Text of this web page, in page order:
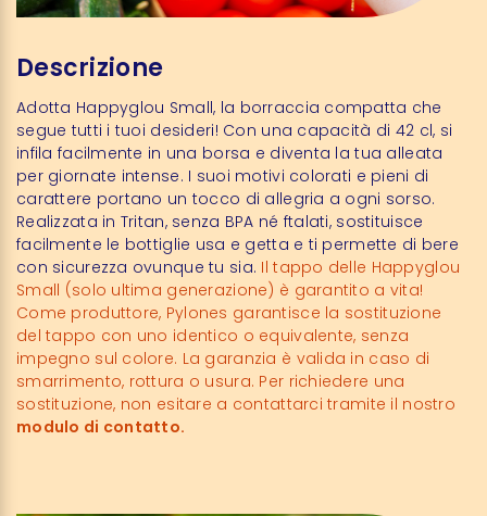
Descrizione
Adotta Happyglou Small, la borraccia compatta che
segue tutti i tuoi desideri! Con una capacità di 42 cl, si
infila facilmente in una borsa e diventa la tua alleata
per giornate intense. I suoi motivi colorati e pieni di
carattere portano un tocco di allegria a ogni sorso.
Realizzata in Tritan, senza BPA né ftalati, sostituisce
facilmente le bottiglie usa e getta e ti permette di bere
con sicurezza ovunque tu sia. Il tappo delle Happyglou
Small (solo ultima generazione) è garantito a vita!
Come produttore, Pylones garantisce la sostituzione
del tappo con uno identico o equivalente, senza
impegno sul colore. La garanzia è valida in caso di
smarrimento, rottura o usura. Per richiedere una
sostituzione, non esitare a contattarci tramite il nostro
modulo di contatto.